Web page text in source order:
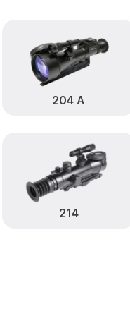
Infratech
204 А
214